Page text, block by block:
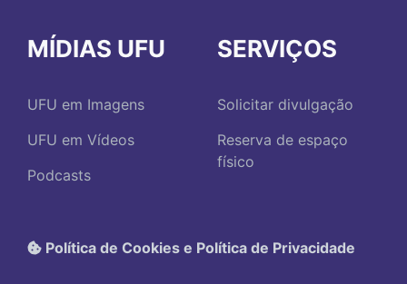
MÍDIAS UFU
UFU em Imagens
UFU em Vídeos
Podcasts
SERVIÇOS
Solicitar divulgação
Reserva de espaço
físico
Política de Cookies e Política de Privacidade